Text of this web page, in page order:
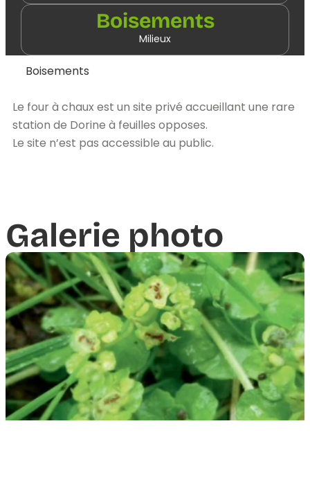
Boisements
Milieux
Boisements
Le four à chaux est un site privé accueillant une rare
station de Dorine à feuilles opposes.
Le site n’est pas accessible au public.
Galerie photo